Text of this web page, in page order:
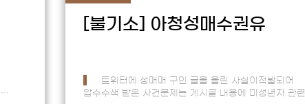
[불기소] 아청성매수권유
트위터에 성매매 구인 글을 올린 사실이적발되어
압수수색 받은 사건문제는 게시글 내용에 미성년자 관련